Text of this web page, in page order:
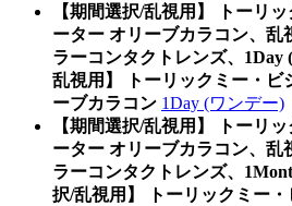
【期間選択/乱視用】 トーリ
ーター オリーブカラコン、乱
ラーコンタクトレンズ、1Day
乱視用】 トーリックミー・ビ
ーブカラコン 1Day (ワンデー)
【期間選択/乱視用】 トーリ
ーター オリーブカラコン、乱
ラーコンタクトレンズ、
択/乱視用】 トーリックミー